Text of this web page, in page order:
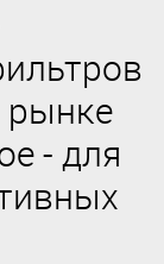
рынке
- для